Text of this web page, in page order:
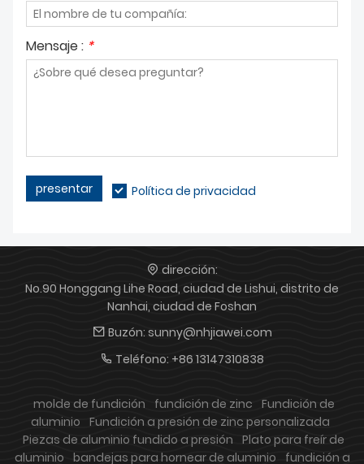
Mensaje : *
presentar Política de privacidad
dirección:
No.90 Honggang Lihe Road, ciudad de Lishui, distrito de
Nanhai, ciudad de Foshan
Buzón: sunny@nhjiawei.com
Teléfono: +86 13147310838
molde de fundición fundición de zinc Fundición de
aluminio Fundición a presión de zinc personalizada
Piezas de aluminio fundido a presión Plato para freír de
aluminio bandejas para hornear de aluminio fundición a